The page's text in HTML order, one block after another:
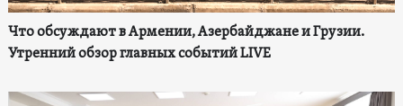
Что обсуждают в Армении, Азербайджане и Грузии.
Утренний обзор главных событий LIVE